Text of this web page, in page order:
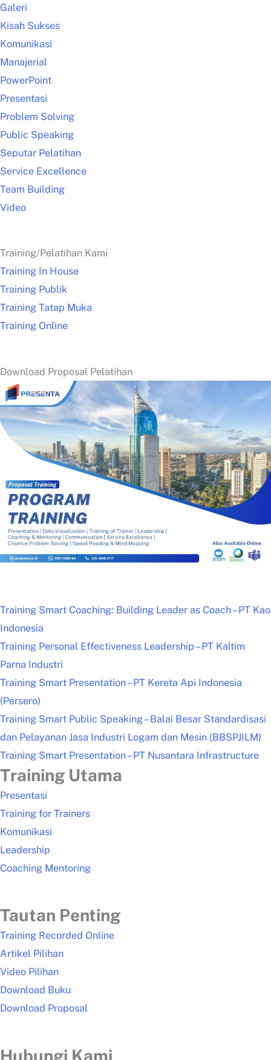
Galeri
Kisah Sukses
Komunikasi
Manajerial
PowerPoint
Presentasi
Problem Solving
Public Speaking
Seputar Pelatihan
Service Excellence
Team Building
Video
Training/Pelatihan Kami
Training In House
Training Publik
Training Tatap Muka
Training Online
Download Proposal Pelatihan
Training Smart Coaching: Building Leader as Coach – PT Kao
Indonesia
Training Personal Effectiveness Leadership – PT Kaltim
Parna Industri
Training Smart Presentation – PT Kereta Api Indonesia
(Persero)
Training Smart Public Speaking – Balai Besar Standardisasi
dan Pelayanan Jasa Industri Logam dan Mesin (BBSPJILM)
Training Smart Presentation – PT Nusantara Infrastructure
Training Utama
Presentasi
Training for Trainers
Komunikasi
Leadership
Coaching Mentoring
Tautan Penting
Training Recorded Online
Artikel Pilihan
Video Pilihan
Download Buku
Download Proposal
Hubungi Kami